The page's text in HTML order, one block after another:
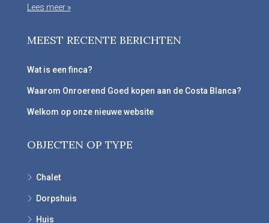
Lees meer »
MEEST RECENTE BERICHTEN
Wat is een finca?
Waarom Onroerend Goed kopen aan de Costa Blanca?
Welkom op onze nieuwe website
OBJECTEN OP TYPE
Chalet
Dorpshuis
Huis